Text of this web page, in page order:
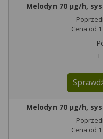
Melodyn 70 μg/h,
Cena od
+
Melodyn 70 μg/h,
Cena od